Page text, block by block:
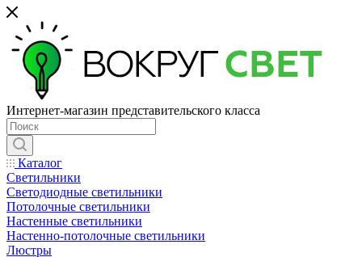
Интернет-магазин представительского класса
Каталог
Светильники
Светодиодные светильники
Потолочные светильники
Настенные светильники
Настенно-потолочные светильники
Люстры